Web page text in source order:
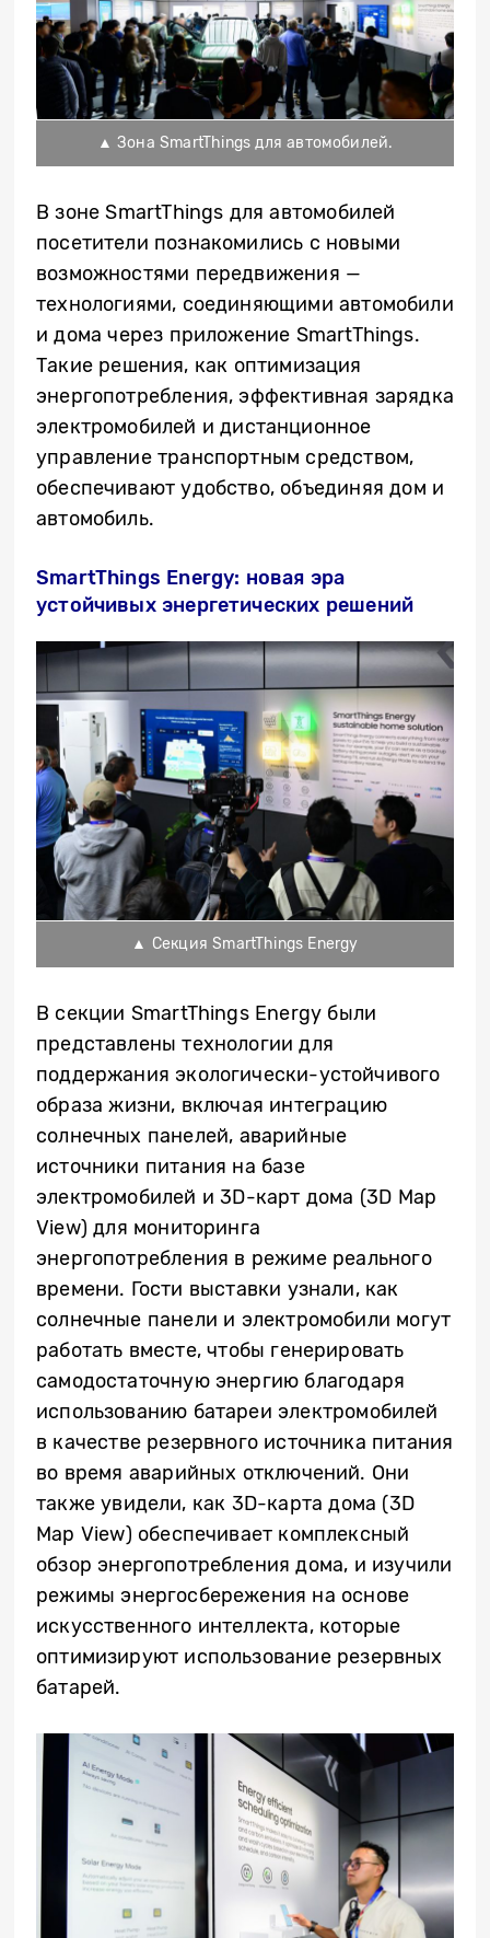
▲ Зона SmartThings для автомобилей.
В зоне SmartThings для автомобилей
посетители познакомились с новыми
возможностями передвижения —
технологиями, соединяющими автомобили
и дома через приложение SmartThings.
Такие решения, как оптимизация
энергопотребления, эффективная зарядка
электромобилей и дистанционное
управление транспортным средством,
обеспечивают удобство, объединяя дом и
автомобиль.
SmartThings Energy: новая эра
устойчивых энергетических решений
▲ Секция SmartThings Energy
В секции SmartThings Energy были
представлены технологии для
поддержания экологически-устойчивого
образа жизни, включая интеграцию
солнечных панелей, аварийные
источники питания на базе
электромобилей и 3D-карт дома (3D Map
View) для мониторинга
энергопотребления в режиме реального
времени. Гости выставки узнали, как
солнечные панели и электромобили могут
работать вместе, чтобы генерировать
самодостаточную энергию благодаря
использованию батареи электромобилей
в качестве резервного источника питания
во время аварийных отключений. Они
такжеувидели, как 3D-карта дома (3D
Map View) обеспечивает комплексный
обзор энергопотребления дома, и изучили
режимы энергосбережения на основе
искусственного интеллекта, которые
оптимизируют использование резервных
батарей.